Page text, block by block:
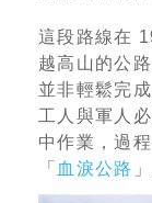
這段路線在
越高山的公
並非輕鬆完
工人與軍人
中作業，過
「 血淚公路